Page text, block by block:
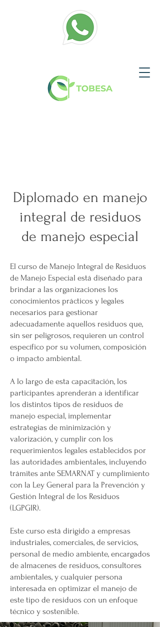
Diplomado en manejo
integral de residuos
de manejo especial
El curso de Manejo Integral de Residuos
de Manejo Especial está diseñado para
brindar a las organizaciones los
conocimientos prácticos y legales
necesarios para gestionar
adecuadamente aquellos residuos que,
sin ser peligrosos, requieren un control
específico por su volumen, composición
o impacto ambiental.
A lo largo de esta capacitación, los
participantes aprenderán a identificar
los distintos tipos de residuos de
manejo especial, implementar
estrategias de minimización y
valorización, y cumplir con los
requerimientos legales establecidos por
las autoridades ambientales, incluyendo
trámites ante SEMARNAT y cumplimiento
con la Ley General para la Prevención y
Gestión Integral de los Residuos
(LGPGIR).
Este curso está dirigido a empresas
industriales, comerciales, de servicios,
personal de medio ambiente, encargados
de almacenes de residuos, consultores
ambientales, y cualquier persona
interesada en optimizar el manejo de
este tipo de residuos con un enfoque
técnico y sostenible.